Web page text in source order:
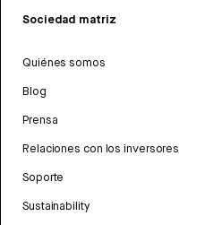
Sociedad matriz
Quiénes somos
Blog
Prensa
Relaciones con los inversores
Soporte
Sustainability